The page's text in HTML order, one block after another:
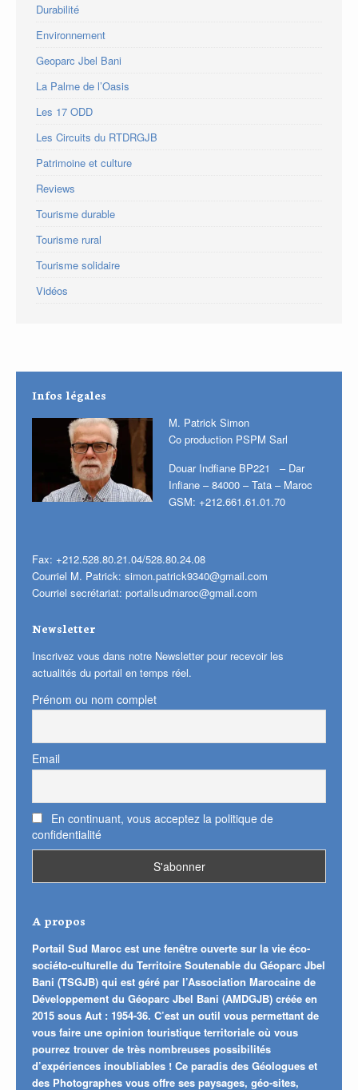
Durabilité
Environnement
Geoparc Jbel Bani
La Palme de l’Oasis
Les 17 ODD
Les Circuits du RTDRGJB
Patrimoine et culture
Reviews
Tourisme durable
Tourisme rural
Tourisme solidaire
Vidéos
Infos légales
M. Patrick Simon
Co production PSPM Sarl
Douar Indfiane BP221 – Dar
Infiane – 84000 – Tata – Maroc
GSM: +212.661.61.01.70
Fax: +212.528.80.21.04/528.80.24.08
Courriel M. Patrick: simon.patrick9340@gmail.com
Courriel secrétariat: portailsudmaroc@gmail.com
Newsletter
Inscrivez vous dans notre Newsletter pour recevoir les
actualités du portail en temps réel.
Prénom ou nom complet
Email
En continuant, vous acceptez la politique de
confidentialité
A propos
Portail Sud Maroc est une fenêtre ouverte sur la vie éco-
sociéto-culturelle du Territoire Soutenable du Géoparc Jbel
Bani (TSGJB) qui est géré par l’Association Marocaine de
Développement du Géoparc Jbel Bani (AMDGJB) créée en
2015 sous Aut : 1954-36. C’est un outil vous permettant de
vous faire une opinion touristique territoriale où vous
pourrez trouver de très nombreuses possibilités
d’expériences inoubliables ! Ce paradis des Géologues et
des Photographes vous offre ses paysages, géo-sites,